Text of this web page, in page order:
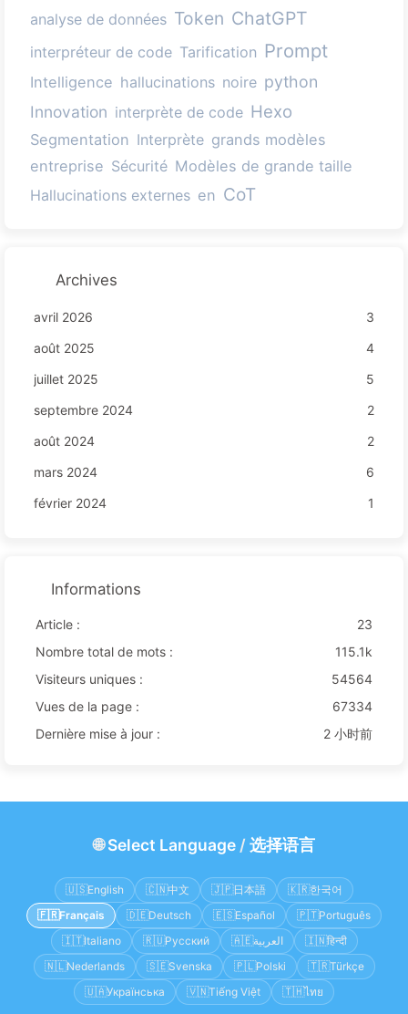
analyse de données Token ChatGPT
interpréteur de code Tarification Prompt
Intelligence hallucinations noire python
Innovation interprète de code Hexo
Segmentation Interprète grands modèles
entreprise Sécurité Modèles de grande taille
Hallucinations externes en CoT
Archives
avril 2026
3
août 2025
4
juillet 2025
5
septembre 2024
2
août 2024
2
mars 2024
6
février 2024
1
Informations
Article :
23
Nombre total de mots :
115.1k
Visiteurs uniques :
54564
Vues de la page :
67334
Dernière mise à jour :
2 小时前
🌐Select Language/ 选择语言
🇺🇸English 🇨🇳中文 🇯🇵日本語 🇰🇷한국어
🇫🇷 Français 🇩🇪Deutsch 🇪🇸Español 🇵🇹Português
🇮🇹Italiano 🇷🇺Русский 🇦🇪العربية 🇮🇳हिन्दी
🇳🇱Nederlands 🇸🇪Svenska 🇵🇱Polski 🇹🇷Türkçe
🇺🇦Українська 🇻🇳Tiếng Việt 🇹🇭ไทย